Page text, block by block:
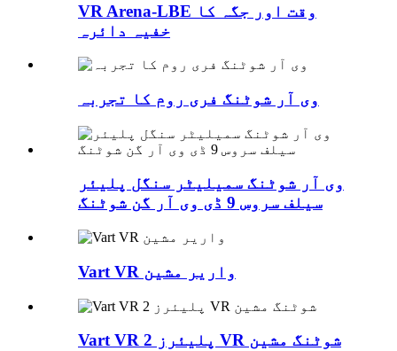
VR Arena-LBE وقت اور جگہ کا
خفیہ دائرہ
وی آر شوٹنگ فری روم کا تجربہ
وی آر شوٹنگ سمیلیٹر سنگل پلیئر
سیلف سروس 9 ڈی وی آر گن شوٹنگ
Vart VR واریر مشین
Vart VR 2 پلیئرز VR شوٹنگ مشین